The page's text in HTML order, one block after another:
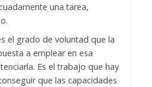
una tarea,
el grado de voluntad que la
a emplear en esa
Es el trabajo que hay
que las capacidades